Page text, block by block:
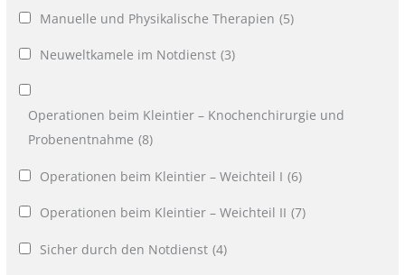
Manuelle und Physikalische Therapien (5)
Neuweltkamele im Notdienst (3)
Operationen beim Kleintier – Knochenchirurgie und
Probenentnahme (8)
Operationen beim Kleintier – Weichteil I (6)
Operationen beim Kleintier – Weichteil II (7)
Sicher durch den Notdienst (4)